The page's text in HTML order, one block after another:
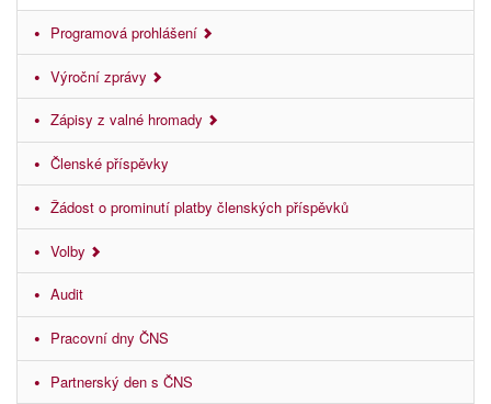
Programová prohlášení
Výroční zprávy
Zápisy z valné hromady
Členské příspěvky
Žádost o prominutí platby členských příspěvků
Volby
Audit
Pracovní dny ČNS
Partnerský den s ČNS